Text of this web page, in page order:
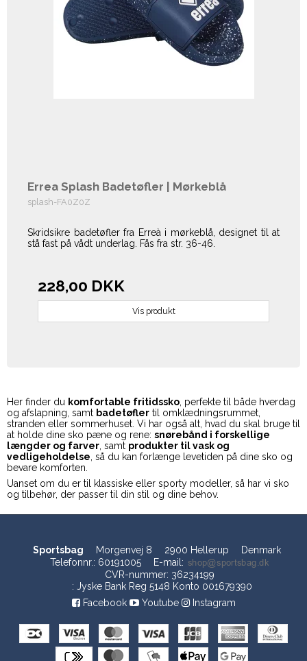
Errea Splash Badetøfler | Mørkeblå
splash-FA0Z0Z
Skridsikre badetøfler fra Erreà i mørkeblå, designet til at
stå fast på vådt underlag. Fås fra str. 36-46.
228,00 DKK
Vis produkt
Her finder du komfortable fritidssko , perfekte til både hverdag
og afslapning, samt badetøfler til omklædningsrummet,
stranden eller sommerhuset. Vi har også alt, hvad du skal bruge til
at holde dine sko pæne og rene: snørebånd i forskellige
længder og farver , samt produkter til vask og
vedligeholdelse , så du kan forlænge levetiden på dine sko og
bevare komforten.
Uanset om du er til klassiske eller sporty modeller, så har vi sko
og tilbehør, der passer til din stil og dine behov.
Sportsbag Morgenvej 8 2900 Hellerup
Denmark
Telefonnr.: 60191005 E-mail :
CVR-nummer: 36234199
: Jyske Bank Reg 5148 Konto 001679390
Facebook
Youtube Instagram